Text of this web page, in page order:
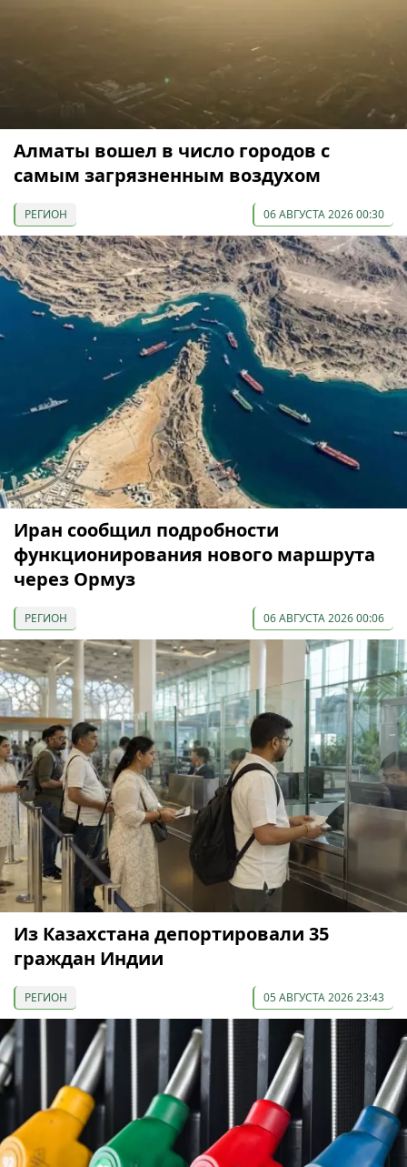
Алматы вошел в число городов с
самым загрязненным воздухом
РЕГИОН 06 АВГУСТА 2026 00:30
Иран сообщил подробности
функционирования нового маршрута
через Ормуз
РЕГИОН 06 АВГУСТА 2026 00:06
Из Казахстана депортировали 35
граждан Индии
РЕГИОН 05 АВГУСТА 2026 23:43